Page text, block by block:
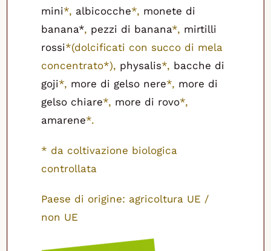
mini*, albicocche*, monete di
banana*, pezzi di banana*, mirtilli
rossi*(dolcificati con succo di mela
concentrato*), physalis*, bacche di
goji*, more di gelso nere*, more di
gelso chiare*, more di rovo*,
amarene*.
* da coltivazione biologica
controllata
Paese di origine: agricoltura UE /
non UE